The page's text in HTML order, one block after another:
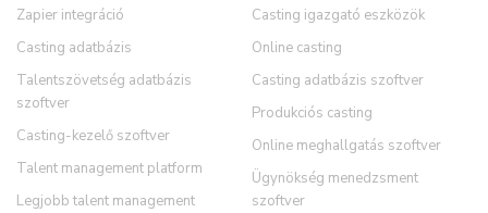
Zapier integráció
Casting adatbázis
Talentszövetség adatbázis
szoftver
Casting-kezelő szoftver
Talent management platform
Legjobb talent management
Casting igazgató eszközök
Online casting
Casting adatbázis szoftver
Produkciós casting
Online meghallgatás szoftver
Ügynökség menedzsment
szoftver